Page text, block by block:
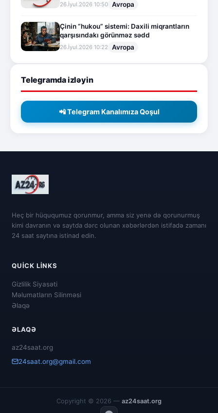
26.İyul.2026 10:50 Avropa
Çinin “hukou” sistemi: Daxili miqrantların
qarşısındakı görünməz sədd
26.İyul.2026 10:22 Avropa
Telegramda izləyin
📲 Telegram Kanalımıza Qoşul
Heç bir hüququmuz qorunmur, amma siz yenə də qorunurmuş
kimi davranın və saytda dərc olunan xəbərlərdən istifadə zamanı
24 saat saytına istinad edin.
QUICK LINKS
Gizlilik Siyasəti
Məlumatların Silinməsi
Əlaqə
ƏLAQƏ
az24saat.org
24saat.org@gmail.com
Copyright © 2026 — az24saat.org